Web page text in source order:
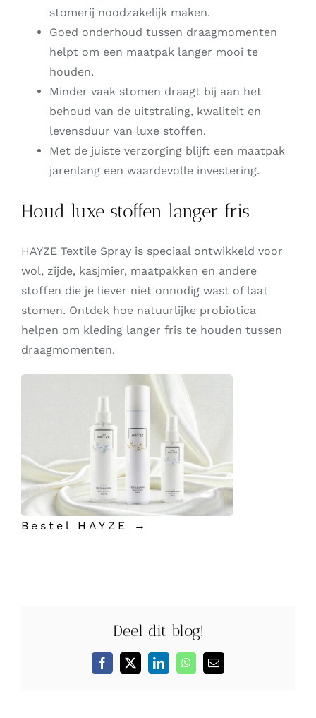
stomerij noodzakelijk maken.
Goed onderhoud tussen draagmomenten
helpt om een maatpak langer mooi te
houden.
Minder vaak stomen draagt bij aan het
behoud van de uitstraling, kwaliteit en
levensduur van luxe stoffen.
Met de juiste verzorging blijft een maatpak
jarenlang een waardevolle investering.
Houd luxe stoffen langer fris
HAYZE Textile Spray is speciaal ontwikkeld voor
wol, zijde, kasjmier, maatpakken en andere
stoffen die je liever niet onnodig wast of laat
stomen. Ontdek hoe natuurlijke probiotica
helpen om kleding langer fris te houden tussen
draagmomenten.
Bestel HAYZE →
Deel dit blog!
Facebook
X LinkedInWhatsApp
E-